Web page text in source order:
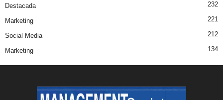
Destacada 232
Marketing 221
Social Media 212
Marketing 134